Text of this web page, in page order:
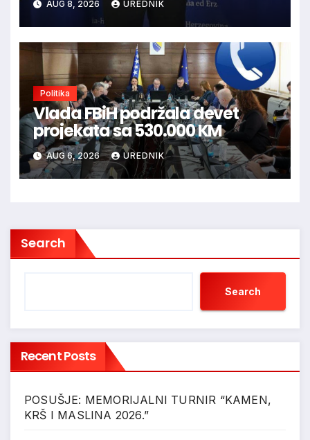
AUG 8, 2026 UREDNIK
Politika
Vlada FBiH podržala devet
projekata sa 530.000 KM
AUG 6, 2026 UREDNIK
Search
Search
Recent Posts
POSUŠJE: MEMORIJALNI TURNIR “KAMEN,
KRŠ I MASLINA 2026.”